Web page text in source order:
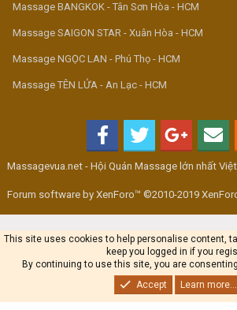
Massage BANGKOK - Tân Sơn Hòa - HCM
Massage SAIGON STAR - Xuân Hòa - HCM
Massage NGỌC LAN - Phú Thọ - HCM
Massage TÊN LỬA - An Lạc - HCM
Massagevua.net - Hội Quán Massage lớn nhất
Forum software by XenForo™ ©2010-2019
This site uses cookies to help personalise content,
keep you logged in if you
By continuing to use this site, you are
Accept
Learn more...